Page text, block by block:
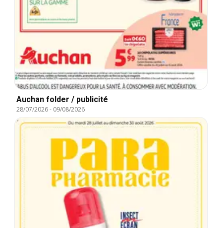
Auchan folder / publicité
28/07/2026- 09/08/2026